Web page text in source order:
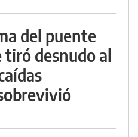
del puente
tiró desnudo al